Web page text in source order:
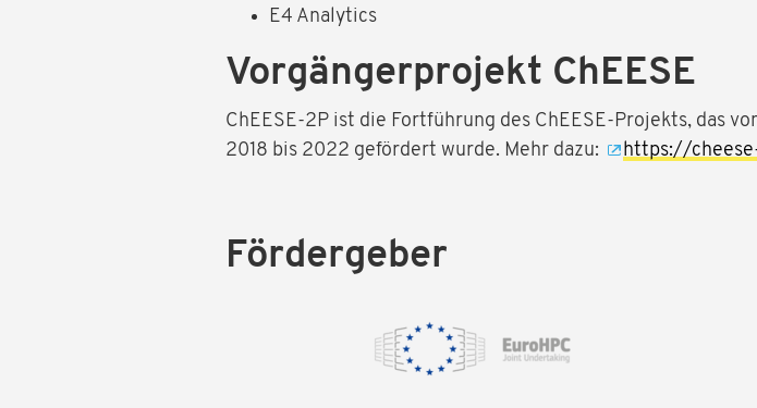
E4 Analytics
Vorgängerprojekt ChEESE
ChEESE-2P ist die Fortführung des ChEESE-Projekts, das
2018 bis 2022 gefördert wurde. Mehr dazu:
https://
Fördergeber